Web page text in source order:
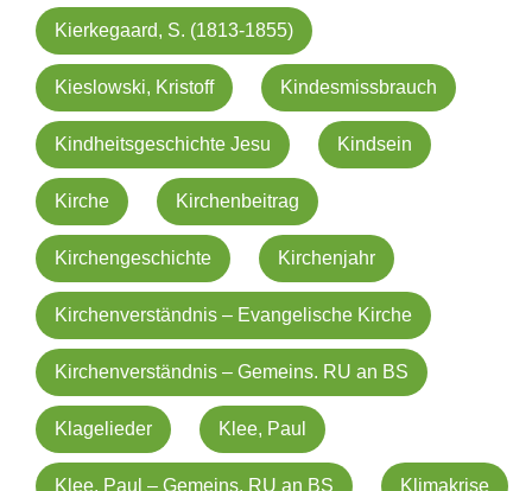
Kierkegaard, S. (1813-1855)
Kieslowski, Kristoff Kindesmissbrauch
Kindheitsgeschichte Jesu Kindsein
Kirche Kirchenbeitrag
Kirchengeschichte Kirchenjahr
Kirchenverständnis – Evangelische Kirche
Kirchenverständnis – Gemeins. RU an BS
Klagelieder Klee, Paul
Klee, Paul – Gemeins. RU an BS Klimakrise